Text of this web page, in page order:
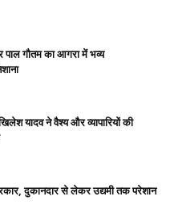
पाल गौतम का आगरा में भव्य
यादव ने वैश्य और व्यापारियों की
सरकार, दुकानदार से लेकर उद्यमी तक परेशान